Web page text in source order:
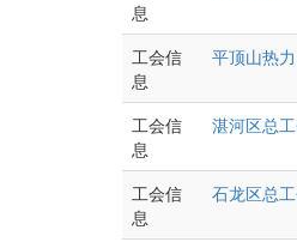
息
工会信
息
平顶山热
工会信
息
湛河区总
工会信
息
石龙区总